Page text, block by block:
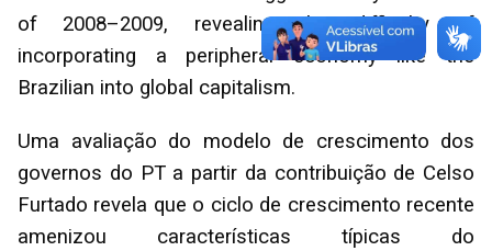
of 2008–2009, revealing the difficulty of
incorporating a peripheral economy like the
Brazilian into global capitalism.
Uma avaliação do modelo de crescimento dos
governos do PT a partir da contribuição de Celso
Furtado revela que o ciclo de crescimento recente
amenizou características típicas do